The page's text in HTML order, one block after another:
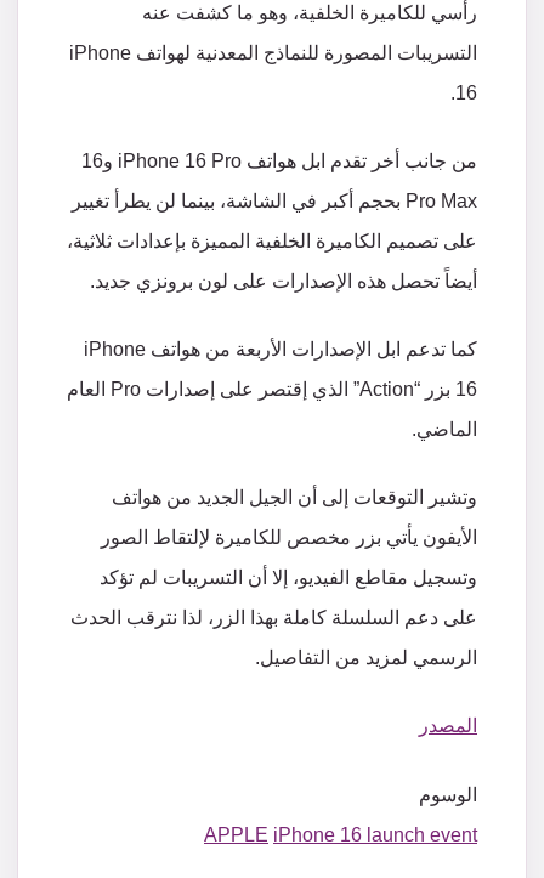
رأسي للكاميرة الخلفية، وهو ما كشفت عنه
التسريبات المصورة للنماذج المعدنية لهواتف iPhone
16.
من جانب أخر تقدم ابل هواتف iPhone 16 Pro و16
Pro Max بحجم أكبر في الشاشة، بينما لن يطرأ تغيير
على تصميم الكاميرة الخلفية المميزة بإعدادات ثلاثية،
أيضاً تحصل هذه الإصدارات على لون برونزي جديد.
كما تدعم ابل الإصدارات الأربعة من هواتف iPhone
16 بزر “Action” الذي إقتصر على إصدارات Pro العام
الماضي.
وتشير التوقعات إلى أن الجيل الجديد من هواتف
الأيفون يأتي بزر مخصص للكاميرة لإلتقاط الصور
وتسجيل مقاطع الفيديو، إلا أن التسريبات لم تؤكد
على دعم السلسلة كاملة بهذا الزر، لذا نترقب الحدث
الرسمي لمزيد من التفاصيل.
المصدر
الوسوم
APPLE iPhone 16 launch event